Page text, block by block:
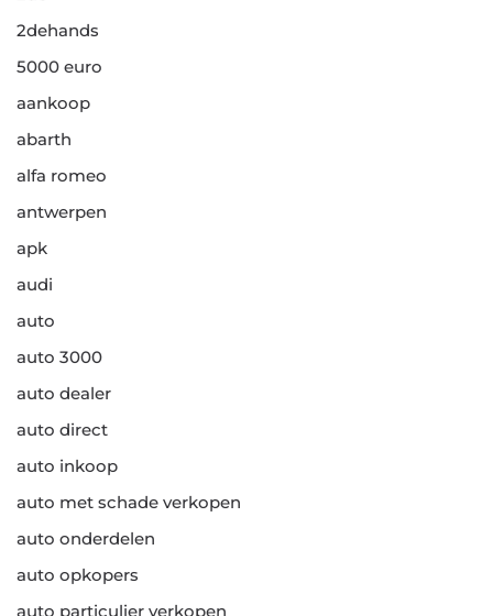
2dehands
5000 euro
aankoop
abarth
alfa romeo
antwerpen
apk
audi
auto
auto 3000
auto dealer
auto direct
auto inkoop
auto met schade verkopen
auto onderdelen
auto opkopers
auto particulier verkopen